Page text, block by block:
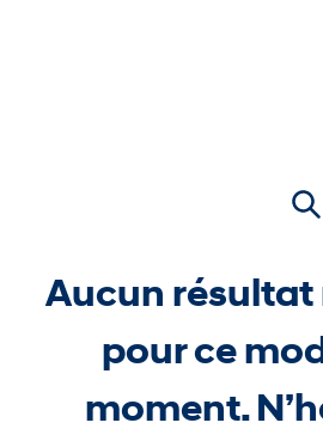
Aucun résultat
pour ce
moment.